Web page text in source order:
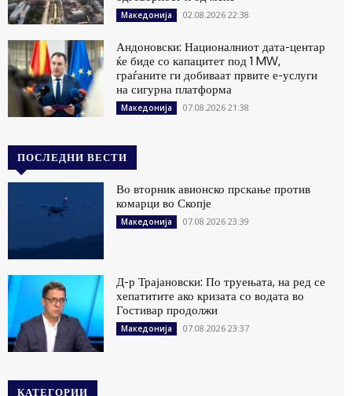
Македонија 02.08.2026 22:38
Андоновски: Националниот дата-центар
ќе биде со капацитет под 1 MW,
граѓаните ги добиваат првите е-услуги
на сигурна платформа
Македонија 07.08.2026 21:38
ПОСЛЕДНИ ВЕСТИ
Во вторник авионско прскање против
комарци во Скопје
Македонија 07.08.2026 23:39
Д-р Трајановски: По труењата, на ред се
хепатитите ако кризата со водата во
Гостивар продолжи
Македонија 07.08.2026 23:37
КАТЕГОРИИ